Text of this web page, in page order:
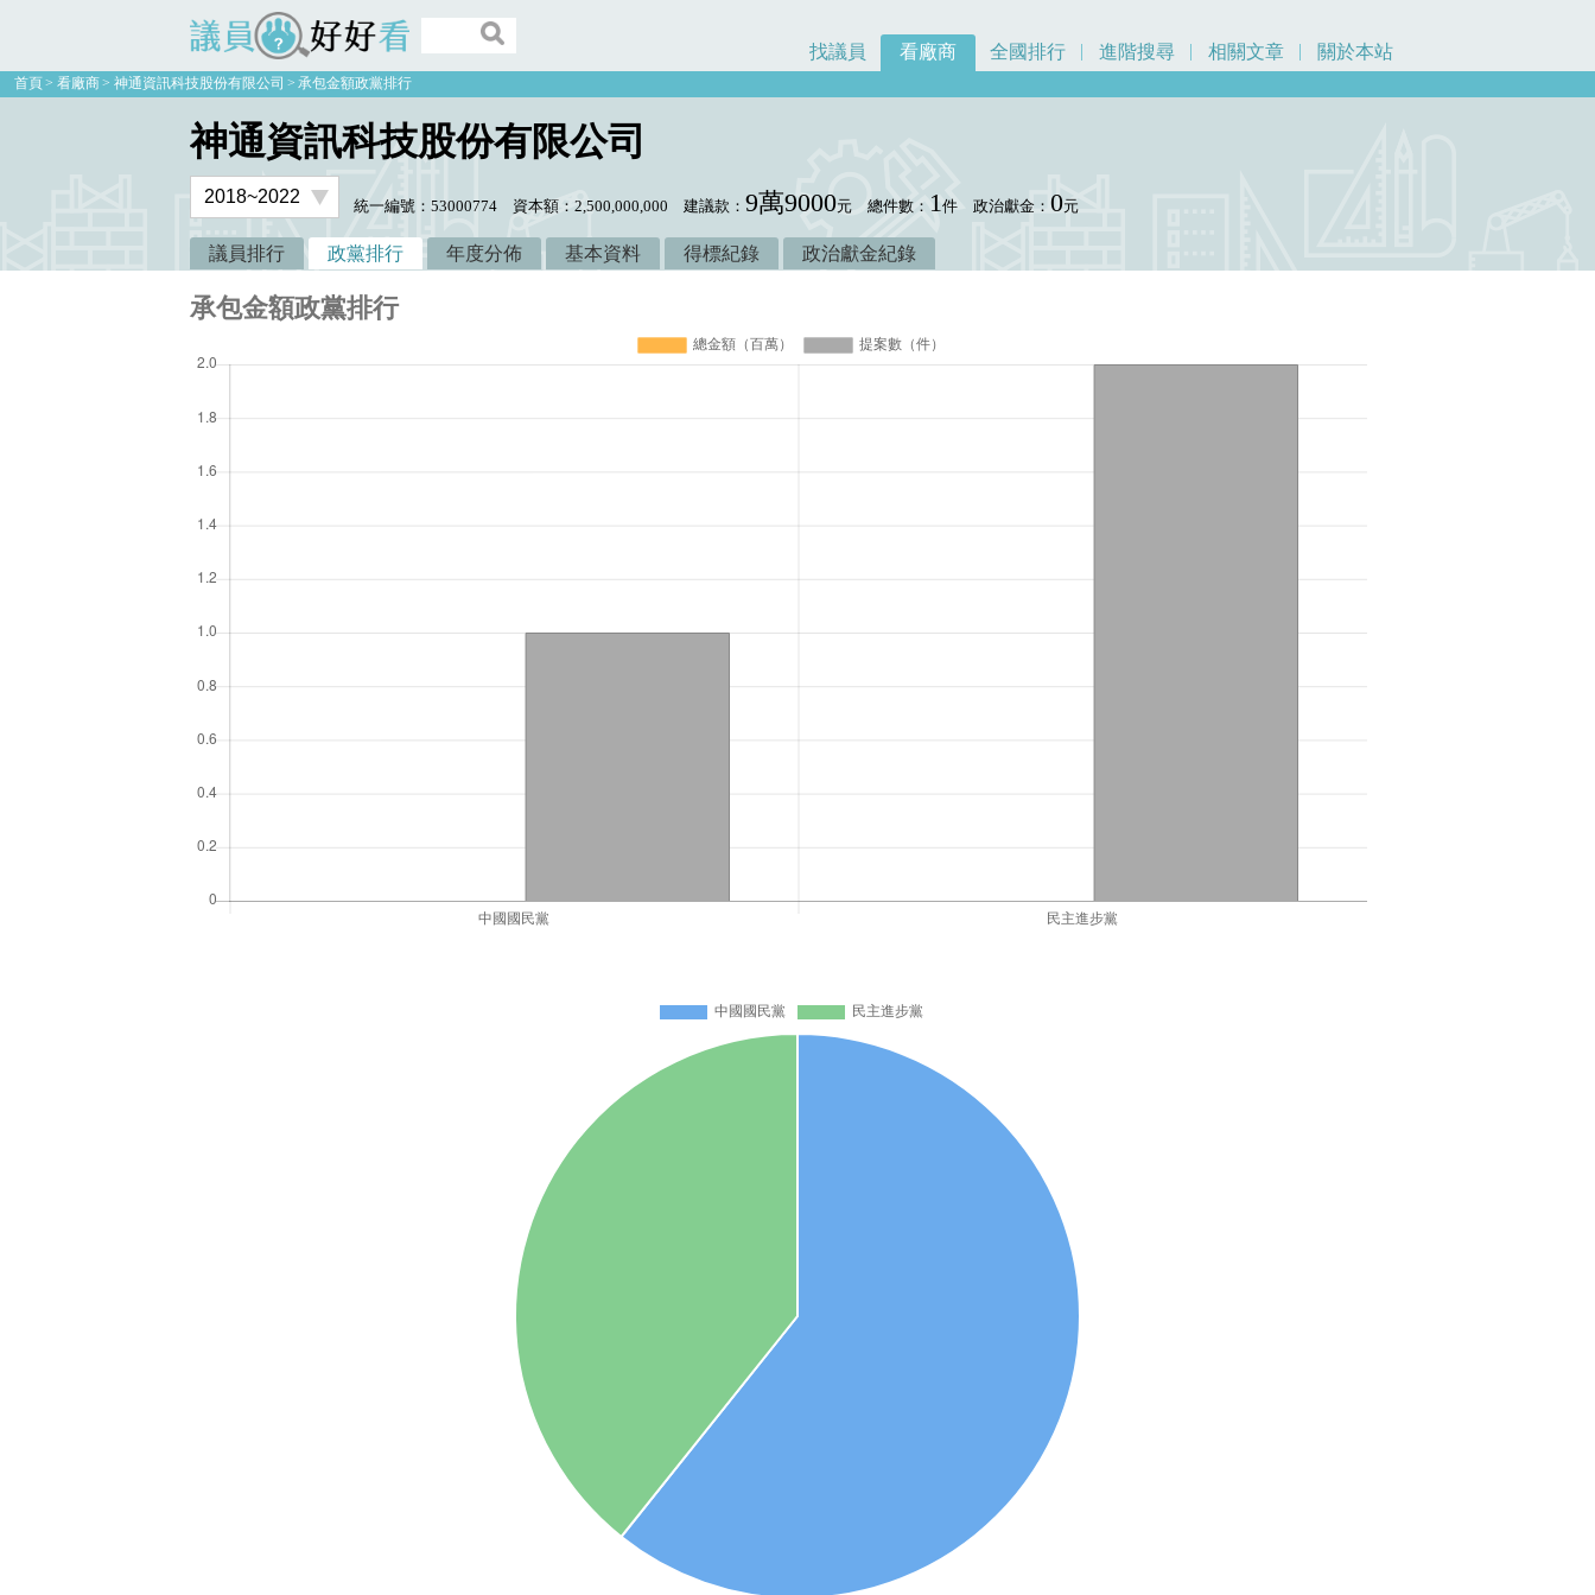
議員好好看
找議員 看廠商 全國排行 進階搜尋 相關文章 關於本站
首頁 看廠商 神通資訊科技股份有限公司 承包金額政黨排行
神通資訊科技股份有限公司
統一編號：53000774 資本額：2,500,000,000 建議款：9萬9000元 總件數： 1件 政治獻金：0元
議員排行 政黨排行 年度分佈 基本資料 得標紀錄 政治獻金紀錄
承包金額政黨排行